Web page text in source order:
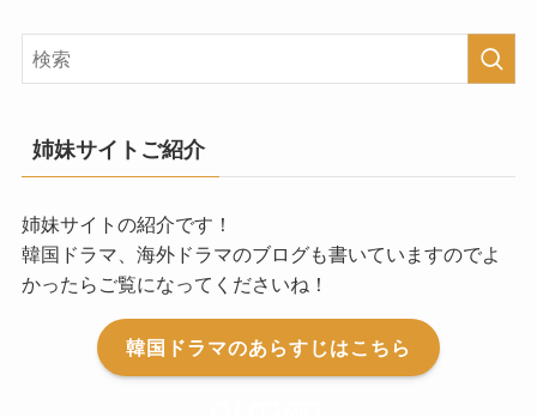
姉妹サイトご紹介
姉妹サイトの紹介です！
韓国ドラマ、海外ドラマのブログも書いていますのでよ
かったらご覧になってくださいね！
韓国ドラマのあらすじはこちら